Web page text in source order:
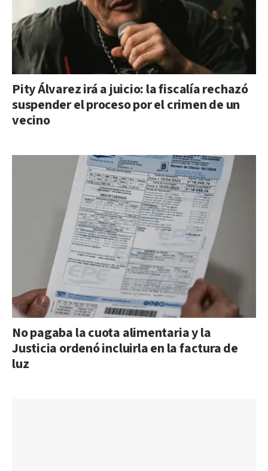
Pity Álvarez irá a juicio: la fiscalía rechazó
suspender el proceso por el crimen de un
vecino
No pagaba la cuota alimentaria y la
Justicia ordenó incluirla en la factura de
luz